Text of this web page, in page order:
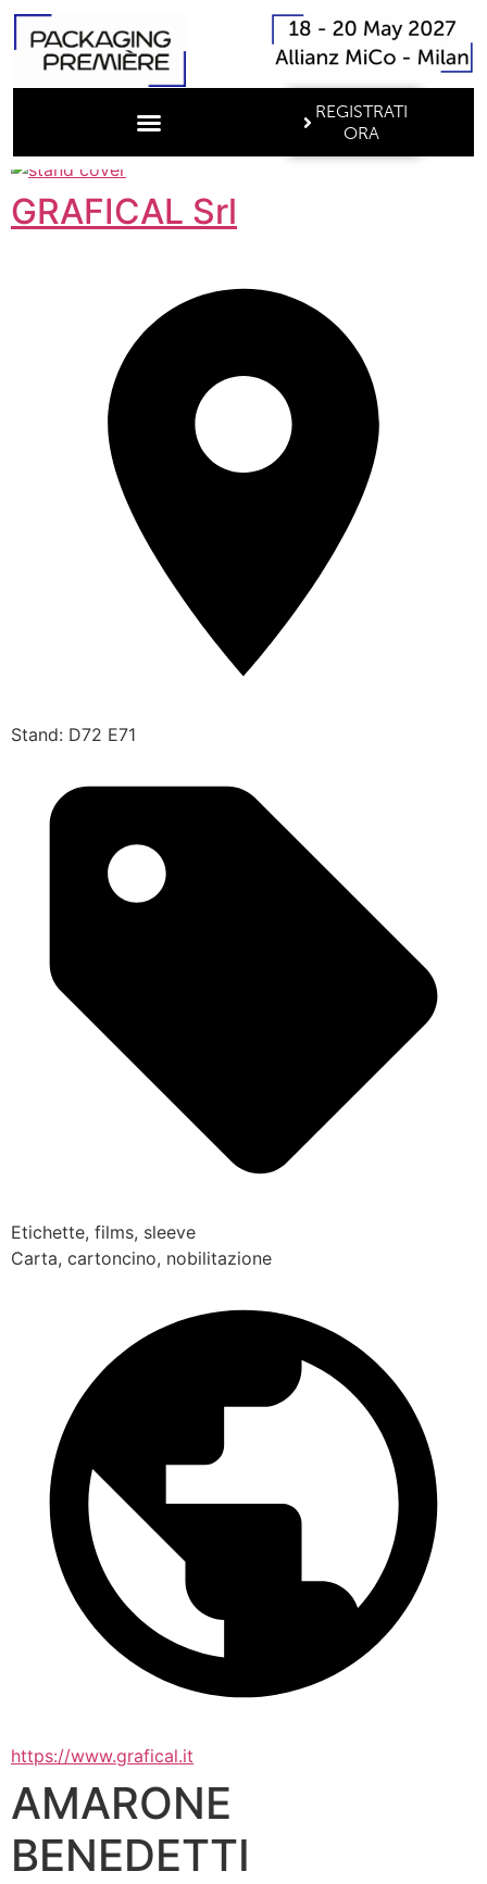
REGISTRATI
ORA
GRAFICAL Srl
Stand: D72 E71
Etichette, films, sleeve
Carta, cartoncino, nobilitazione
https://www.grafical.it
AMARONE
BENEDETTI